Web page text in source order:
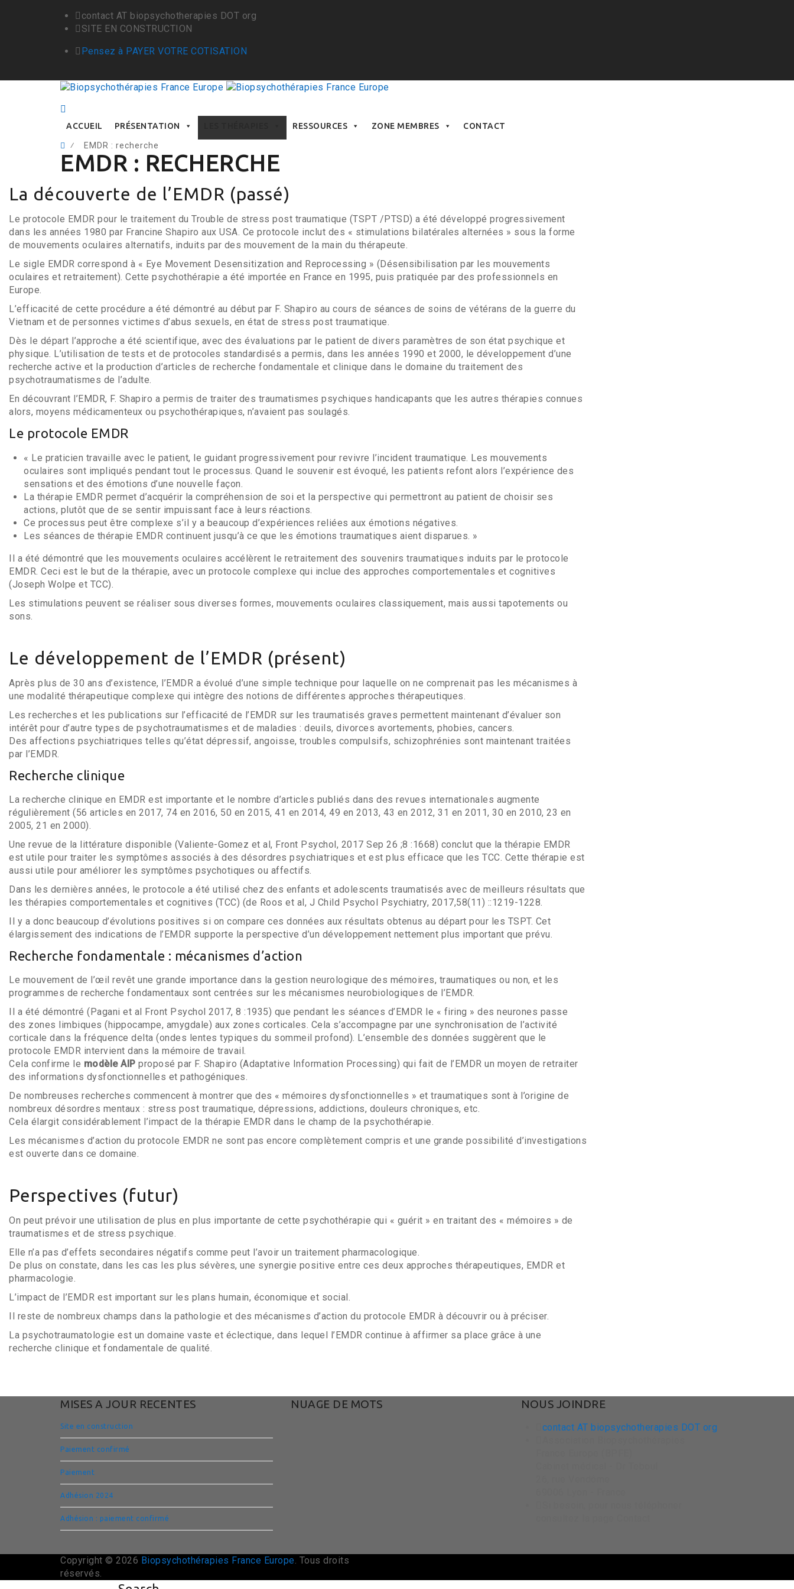
contact AT biopsychotherapies DOT org
SITE EN CONSTRUCTION
Pensez à PAYER VOTRE COTISATION
Skip
content
ACCUEIL PRÉSENTATION RESSOURCES ZONE MEMBRES CONTACT
⁄ EMDR : recherche
EMDR : RECHERCHE
La découverte de l’EMDR (passé)
Le protocole EMDR pour le traitement du Trouble de stress post traumatique (TSPT /PTSD) a été développé progressivement
dans les années 1980 par Francine Shapiro aux USA. Ce protocole inclut des « stimulations bilatérales alternées » sous la forme
de mouvements oculaires alternatifs, induits par des mouvement de la main du thérapeute.
Le sigle EMDR correspond à « Eye Movement Desensitization and Reprocessing » (Désensibilisation par les mouvements
oculaires et retraitement). Cette psychothérapie a été importée en France en 1995, puis pratiquée par des professionnels en
Europe.
L’efficacité de cette procédure a été démontré au début par F. Shapiro au cours de séances de soins de vétérans de la guerre du
Vietnam et de personnes victimes d’abus sexuels, en état de stress post traumatique.
Dès le départ l’approche a été scientifique, avec des évaluations par le patient de divers paramètres de son état psychique et
physique. L’utilisation de tests et de protocoles standardisés a permis, dans les années 1990 et 2000, le développement d’une
recherche active et la production d’articles de recherche fondamentale et clinique dans le domaine du traitement des
psychotraumatismes de l’adulte.
En découvrant l’EMDR, F. Shapiro a permis de traiter des traumatismes psychiques handicapants que les autres thérapies connues
alors, moyens médicamenteux ou psychothérapiques, n’avaient pas soulagés.
Le protocole EMDR
« Le praticien travaille avec le patient, le guidant progressivement pour revivre l’incident traumatique. Les mouvements
oculaires sont impliqués pendant tout le processus. Quand le souvenir est évoqué, les patients refont alors l’expérience des
sensations et des émotions d’une nouvelle façon.
La thérapie EMDR permet d’acquérir la compréhension de soi et la perspective qui permettront au patient de choisir ses
actions, plutôt que de se sentir impuissant face à leurs réactions.
Ce processus peut être complexe s’il y a beaucoup d’expériences reliées aux émotions négatives.
Les séances de thérapie EMDR continuent jusqu’à ce que les émotions traumatiques aient disparues. »
Il a été démontré que les mouvements oculaires accélèrent le retraitement des souvenirs traumatiques induits par le protocole
EMDR. Ceci est le but de la thérapie, avec un protocole complexe qui inclue des approches comportementales et cognitives
(Joseph Wolpe et TCC).
Les stimulations peuvent se réaliser sous diverses formes, mouvements oculaires classiquement, mais aussi tapotements ou
sons.
Le développement de l’EMDR (présent)
Après plus de 30 ans d’existence, l’EMDR a évolué d’une simple technique pour laquelle on ne comprenait pas les mécanismes à
une modalité thérapeutique complexe qui intègre des notions de différentes approches thérapeutiques.
Les recherches et les publications sur l’efficacité de l’EMDR sur les traumatisés graves permettent maintenant d’évaluer son
intérêt pour d’autre types de psychotraumatismes et de maladies : deuils, divorces avortements, phobies, cancers.
Des affections psychiatriques telles qu’état dépressif, angoisse, troubles compulsifs, schizophrénies sont maintenant traitées
par l’EMDR.
Recherche clinique
La recherche clinique en EMDR est importante et le nombre d’articles publiés dans des revues internationales augmente
régulièrement (56 articles en 2017, 74 en 2016, 50 en 2015, 41 en 2014, 49 en 2013, 43 en 2012, 31 en 2011, 30 en 2010, 23 en
2005, 21 en 2000).
Une revue de la littérature disponible (Valiente-Gomez et al, Front Psychol, 2017 Sep 26 ;8 :1668) conclut que la thérapie EMDR
est utile pour traiter les symptômes associés à des désordres psychiatriques et est plus efficace que les TCC. Cette thérapie est
aussi utile pour améliorer les symptômes psychotiques ou affectifs.
Dans les dernières années, le protocole a été utilisé chez des enfants et adolescents traumatisés avec de meilleurs résultats que
les thérapies comportementales et cognitives (TCC) (de Roos et al, J Child Psychol Psychiatry, 2017,58(11) ::1219-1228.
Il y a donc beaucoup d’évolutions positives si on compare ces données aux résultats obtenus au départ pour les TSPT. Cet
élargissement des indications de l’EMDR supporte la perspective d’un développement nettement plus important que prévu.
Recherche fondamentale : mécanismes d’action
Le mouvement de l’œil revêt une grande importance dans la gestion neurologique des mémoires, traumatiques ou non, et les
programmes de recherche fondamentaux sont centrées sur les mécanismes neurobiologiques de l’EMDR.
Il a été démontré (Pagani et al Front Psychol 2017, 8 :1935) que pendant les séances d’EMDR le « firing » des neurones passe
des zones limbiques (hippocampe, amygdale) aux zones corticales. Cela s’accompagne par une synchronisation de l’activité
corticale dans la fréquence delta (ondes lentes typiques du sommeil profond). L’ensemble des données suggèrent que le
protocole EMDR intervient dans la mémoire de travail.
Cela confirme le modèle AIP proposé par F. Shapiro (Adaptative Information Processing) qui fait de l’EMDR un moyen de retraiter
des informations dysfonctionnelles et pathogéniques.
De nombreuses recherches commencent à montrer que des « mémoires dysfonctionnelles » et traumatiques sont à l’origine de
nombreux désordres mentaux : stress post traumatique, dépressions, addictions, douleurs chroniques, etc.
Cela élargit considérablement l’impact de la thérapie EMDR dans le champ de la psychothérapie.
Les mécanismes d’action du protocole EMDR ne sont pas encore complètement compris et une grande possibilité d’investigations
est ouverte dans ce domaine.
Perspectives (futur)
On peut prévoir une utilisation de plus en plus importante de cette psychothérapie qui « guérit » en traitant des « mémoires » de
traumatismes et de stress psychique.
Elle n’a pas d’effets secondaires négatifs comme peut l’avoir un traitement pharmacologique.
De plus on constate, dans les cas les plus sévères, une synergie positive entre ces deux approches thérapeutiques, EMDR et
pharmacologie.
L’impact de l’EMDR est important sur les plans humain, économique et social.
Il reste de nombreux champs dans la pathologie et des mécanismes d’action du protocole EMDR à découvrir ou à préciser.
La psychotraumatologie est un domaine vaste et éclectique, dans lequel l’EMDR continue à affirmer sa place grâce à une
recherche clinique et fondamentale de qualité.
MISES A JOUR RECENTES
Site en construction
Paiement confirmé
Paiement
Adhésion 2024
Adhésion : paiement confirmé
NUAGE DE MOTS NOUS JOINDRE
contact AT biopsychotherapies DOT org
Copyright © 2026 Biopsychothérapies France Europe . Tous droits
réservés.